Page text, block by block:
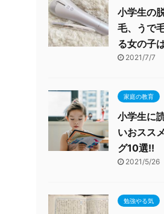
小学生の
毛、うで
る女の子
2021/7/7
家庭の教育
小学生に
いおスス
グ10選!!
2021/5/26
勉強やる気